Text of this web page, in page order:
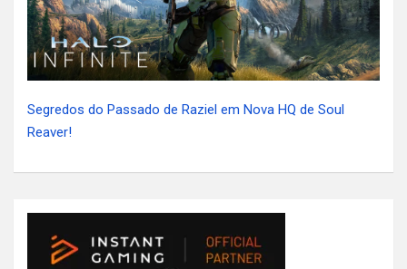
Segredos do Passado de Raziel em Nova HQ de Soul
Reaver!